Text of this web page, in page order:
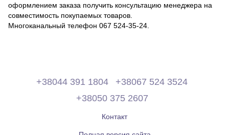
оформлением заказа получить консультацию менеджера на
совместимость покупаемых товаров.
Многоканальный телефон 067 524-35-24.
+38044 391 1804
+38067 524 3524
+38050 375 2607
Контакт